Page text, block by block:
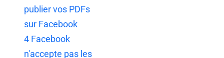
publier vos PDFs
sur Facebook
4 Facebook
n'accepte pas les